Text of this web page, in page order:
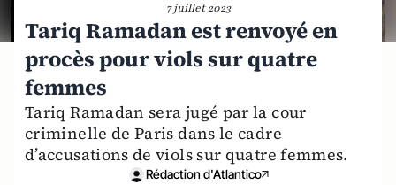
7 juillet 2023
Tariq Ramadan est renvoyé en
procès pour viols sur quatre
femmes
Tariq Ramadan sera jugé par la cour
criminelle de Paris dans le cadre
d’accusations de viols sur quatre femmes.
Rédaction d'Atlantico